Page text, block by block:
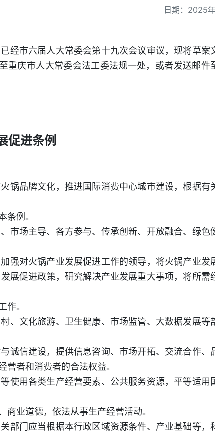
日期：2025
经市六届人大常委会第十九次会议审议，现将草案
重庆市人大常委会法工委法规一处，或者发送邮件
促进条例
锅品牌文化，推进国际消费中心城市建设，根据有
条例。
市场主导、各方参与、传承创新、开放融合、绿色
强对火锅产业发展促进工作的领导，将火锅产业发
展促进政策，研究解决产业发展重大事项，将所需
作。
、文化旅游、卫生健康、市场监管、大数据发展等
诚信建设，提供信息咨询、市场开拓、交流合作、
者和消费者的合法权益。
使用各类生产经营要素、公共服务资源，平等适用
业道德，依法从事生产经营活动。
部门应当根据本行政区域资源条件、产业基础等，